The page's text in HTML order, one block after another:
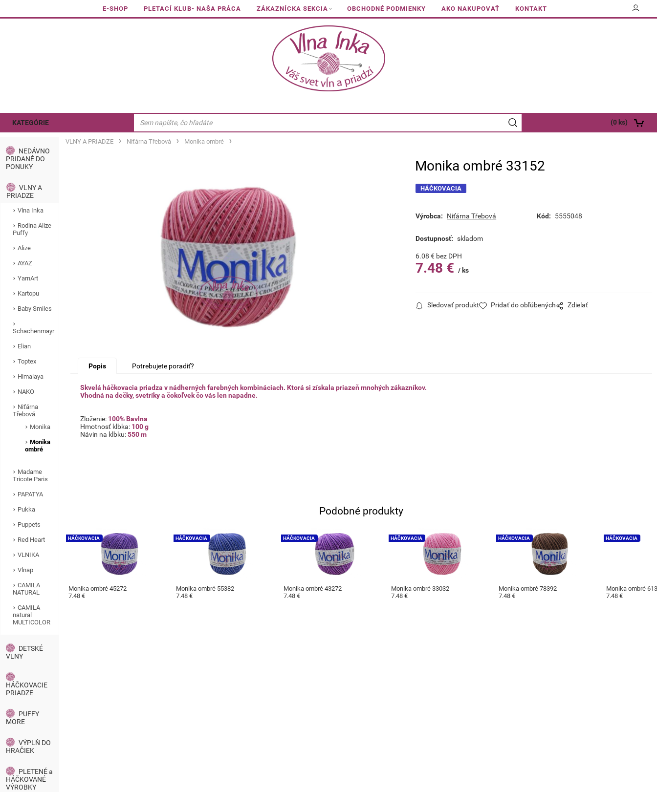
E-SHOP PLETACÍ KLUB- NAŠA PRÁCA ZÁKAZNÍCKA SEKCIA OBCHODNÉ PODMIENKY AKO NAKUPOVAŤ KONTAKT
KATEGÓRIE (0 ks)
NEDÁVNO
PRIDANÉ DO
PONUKY
VLNY A
PRIADZE
Vlna Inka
Rodina Alize
Puffy
Alize
AYAZ
YarnArt
Kartopu
Baby Smiles
Schachenmayr
Elian
Toptex
Himalaya
NAKO
Niťárna
Třebová
Monika
Monika
ombré
Madame
Tricote Paris
PAPATYA
Pukka
Puppets
Red Heart
VLNIKA
Vlnap
CAMILA
NATURAL
CAMILA
natural
MULTICOLOR
DETSKÉ
VLNY
HÁČKOVACIE
PRIADZE
PUFFY
MORE
VÝPLŇ DO
HRAČIEK
PLETENÉ a
HÁČKOVANÉ
VÝROBKY
VLNY A PRIADZE Niťárna Třebová Monika ombré
Monika ombré 33152
HÁČKOVACIA
Výrobca: Niťárna Třebová Kód: 5555048
Dostupnosť: skladom
6.08 € bez DPH
7.48 € ks
Sledovať produkt Pridať do obľúbených Zdielať
Popis Potrebujete poradiť?
Skvelá háčkovacia priadza v nádherných farebných kombináciach. Ktorá si získala priazeň mnohých zákazníkov.
Vhodná na dečky, svetríky a čokoľvek čo vás len napadne.
Zloženie: 100% Bavlna
Hmotnosť klbka: 100 g
Návin na klbku: 550 m
Podobné produkty
Monika ombré 45272
HÁČKOVACIA
7.48 €
Monika ombré 55382
HÁČKOVACIA
7.48 €
Monika ombré 43272
HÁČKOVACIA
7.48 €
Monika ombré 33032
HÁČKOVACIA
7.48 €
Monika ombré 78392
HÁČKOVACIA
7.48 €
Monika ombré
HÁČKOVACIA
7.48 €